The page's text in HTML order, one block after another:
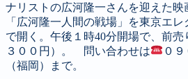
MENU
韮崎エリア
ズームアイ
八ヶ岳自然散策
ナリストの広河隆一さんを迎えた映
「広河隆一人間の戦場」を東京エ
で開く。午後１時40分開場で、前
３００円）。 問い合わせは
０
（福岡）まで。